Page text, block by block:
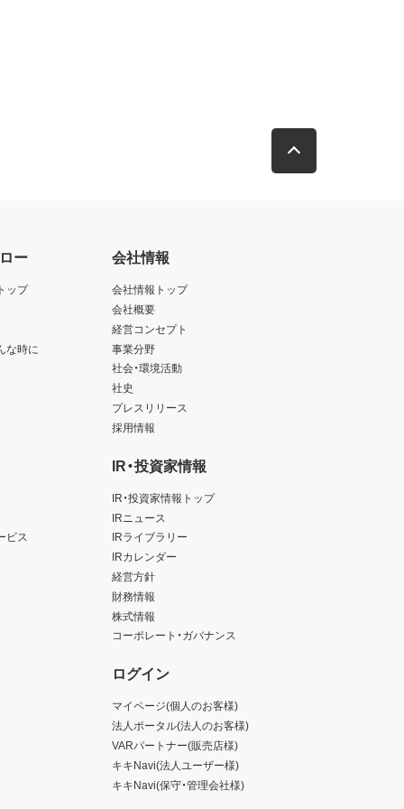
ー
ップ
な時に
ビス
会社情報
会社情報トップ
会社概要
経営コンセプト
事業分野
社会・環境活動
社史
プレスリリース
採用情報
IR・投資家情報
IR・投資家情報トップ
IRニュース
IRライブラリー
IRカレンダー
経営方針
財務情報
株式情報
コーポレート・ガバナンス
ログイン
マイページ(個人のお客様)
法人ポータル(法人のお客様)
VARパートナー(販売店様)
キキNavi(法人ユーザー様)
キキNavi(保守・管理会社様)